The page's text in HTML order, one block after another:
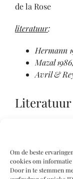
Om de beste
cookies om informatie
Door in te stemmen
de la Rose
literatuur:
Hermann
Mazal
Avril &
Literatuur
Parijs
Hermann
Wenen